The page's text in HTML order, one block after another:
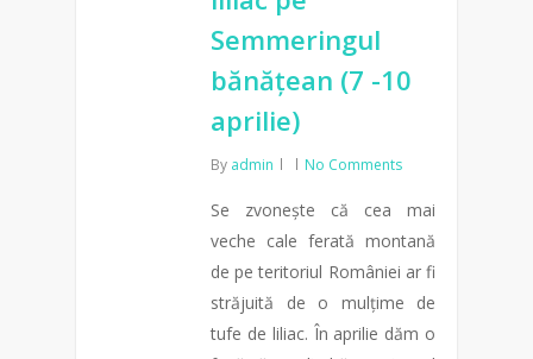
Semmeringul
bănățean (7 -10
aprilie)
By admin No Comments
Se zvonește că cea mai
veche cale ferată montană
de pe teritoriul României ar fi
străjuită de o mulțime de
tufe de liliac. În aprilie dăm o